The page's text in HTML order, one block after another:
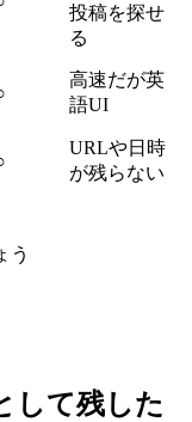
投稿を探せ
る
高速だが英
語UI
URLや日時
が残らない
う
して残した